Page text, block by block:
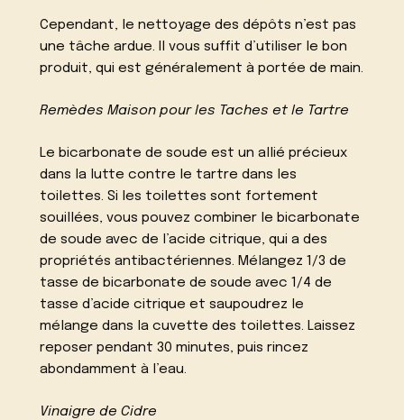
Cependant, le nettoyage des dépôts n’est pas
une tâche ardue. Il vous suffit d’utiliser le bon
produit, qui est généralement à portée de main.
Remèdes Maison pour les Taches et le Tartre
Le bicarbonate de soude est un allié précieux
dans la lutte contre le tartre dans les
toilettes. Si les toilettes sont fortement
souillées, vous pouvez combiner le bicarbonate
de soude avec de l’acide citrique, qui a des
propriétés antibactériennes. Mélangez 1/3 de
tasse de bicarbonate de soude avec 1/4 de
tasse d’acide citrique et saupoudrez le
mélange dans la cuvette des toilettes. Laissez
reposer pendant 30 minutes, puis rincez
abondamment à l’eau.
Vinaigre de Cidre